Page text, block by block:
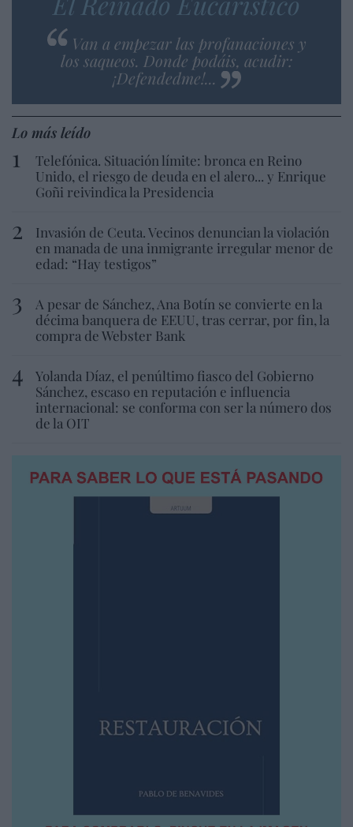
Van a empezar las profanaciones y
los saqueos. Donde podáis, acudir:
¡Defendedme!...
Lo más leído
Telefónica. Situación límite: bronca en Reino
Unido, el riesgo de deuda en el alero... y Enrique
Goñi reivindica la Presidencia
Invasión de Ceuta. Vecinos denuncian la violación
en manada de una inmigrante irregular menor de
edad: “Hay testigos”
A pesar de Sánchez, Ana Botín se convierte en la
décima banquera de EEUU, tras cerrar, por fin, la
compra de Webster Bank
Yolanda Díaz, el penúltimo fiasco del Gobierno
Sánchez, escaso en reputación e influencia
internacional: se conforma con ser la número dos
de la OIT